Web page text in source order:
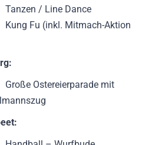
/ Line Dance
Fu (inkl. Mitmach-Aktion
Ostereierparade mit